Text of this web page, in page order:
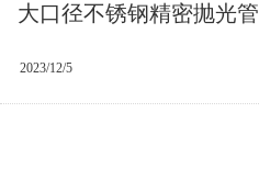
大口径不锈钢精密抛光管
2023/12/5